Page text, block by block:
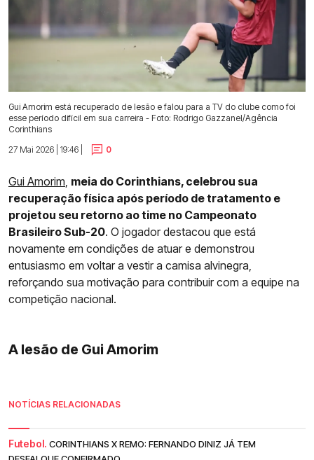
Gui Amorim está recuperado de lesão e falou para a TV do clube como foi
esse período difícil em sua carreira - Foto: Rodrigo Gazzanel/Agência
Corinthians
27 Mai 2026 | 19:46 |
0
Gui Amorim, meia do Corinthians, celebrou sua
recuperação física após período de tratamento e
projetou seu retorno ao time no Campeonato
Brasileiro Sub-20. O jogador destacou que está
novamente em condições de atuar e demonstrou
entusiasmo em voltar a vestir a camisa alvinegra,
reforçando sua motivação para contribuir com a equipe na
competição nacional.
A lesão de Gui Amorim
NOTÍCIAS RELACIONADAS
Futebol. CORINTHIANS X REMO: FERNANDO DINIZ JÁ TEM